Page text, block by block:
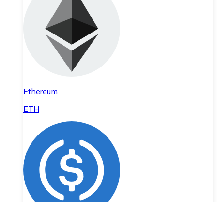
Ethereum
ETH